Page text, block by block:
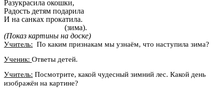
Разукрасила окошки,
Радость детям подарила
И на санках прокатила.
(зима).
(Показ картины на доске)
Учитель: По каким признакам мы узнаём, что наступила зима?
Ученик: Ответы детей.
Учитель: Посмотрите, какой чудесный зимний лес. Какой день
изображён на картине?